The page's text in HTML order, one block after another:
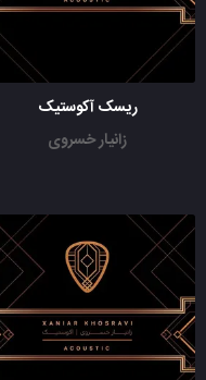
ریسک آکوستیک
زانیار خسروی